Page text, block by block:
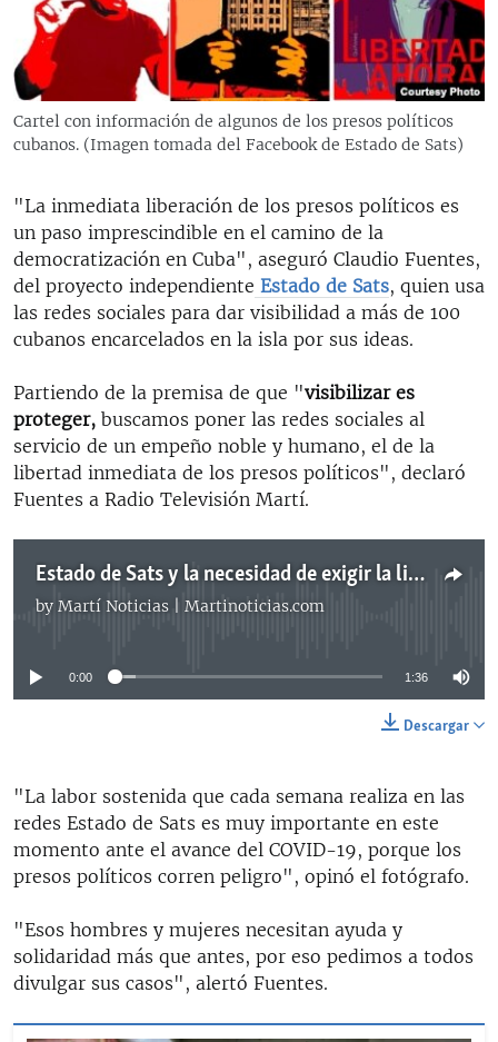
RADIO MARTÍ
ESPECIALES
ESPECIALES
LA REALIDAD DE LA VIVIENDA EN CUBA
LOS SANTOS DE HIALEAH
DESINFORMACIÓN RUSA EN AMÉRICA LATINA
LA INVASIÓN DE RUSIA A UCRANIA
MULTIMEDIA
EDITORIALES
SÍGUENOS
Cartel con información de algunos de los presos políticos
cubanos. (Imagen tomada del Facebook de Estado de Sats)
"La inmediata liberación de los presos políticos es
un paso imprescindible en el camino de la
democratización en Cuba", aseguró Claudio Fuentes,
del proyecto independiente Estado de Sats, quien usa
las redes sociales para dar visibilidad a más de 100
cubanos encarcelados en la isla por sus ideas.
Partiendo de la premisa de que "visibilizar es
proteger, buscamos poner las redes sociales al
servicio de un empeño noble y humano, el de la
libertad inmediata de los presos políticos", declaró
Fuentes a Radio Televisión Martí.
Estado de Sats y la necesidad de exigir la libertad de los presos políticos cubanos
by Martí Noticias | Martinoticias.com
No media source currently available
0:00 1:36
Descargar
"La labor sostenida que cada semana realiza en las
redes Estado de Sats es muy importante en este
momento ante el avance del COVID-19, porque los
presos políticos corren peligro", opinó el fotógrafo.
"Esos hombres y mujeres necesitan ayuda y
solidaridad más que antes, por eso pedimos a todos
divulgar sus casos", alertó Fuentes.